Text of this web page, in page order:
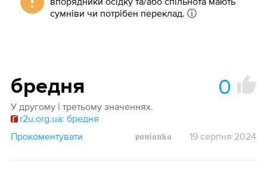
сумніви чи потрібен переклад. ⓘ
бредня 0
У другому і третьому значеннях.
r2u.org.ua: бредня
Прокоментувати
𝖕𝖆𝖓𝖎𝖆𝖓𝖐𝖆 19 серпня 2024